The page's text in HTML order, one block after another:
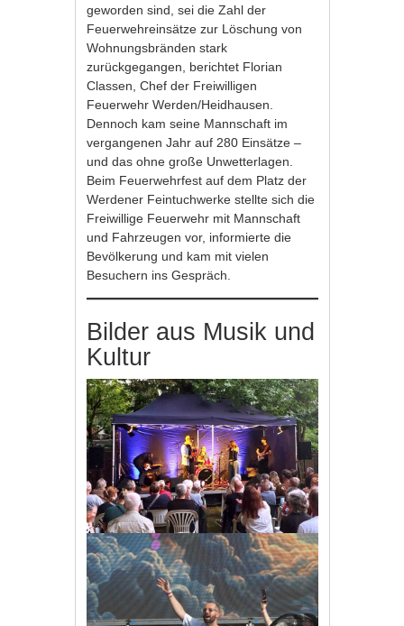
geworden sind, sei die Zahl der
Feuerwehreinsätze zur Löschung von
Wohnungsbränden stark
zurückgegangen, berichtet Florian
Classen, Chef der Freiwilligen
Feuerwehr Werden/Heidhausen.
Dennoch kam seine Mannschaft im
vergangenen Jahr auf 280 Einsätze –
und das ohne große Unwetterlagen.
Beim Feuerwehrfest auf dem Platz der
Werdener Feintuchwerke stellte sich die
Freiwillige Feuerwehr mit Mannschaft
und Fahrzeugen vor, informierte die
Bevölkerung und kam mit vielen
Besuchern ins Gespräch.
Bilder aus Musik und
Kultur